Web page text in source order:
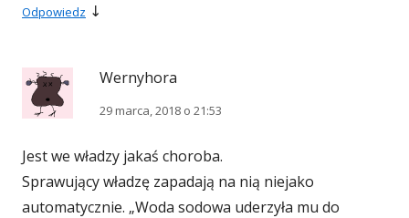
Odpowiedz ↓
Wernyhora
29 marca, 2018 o 21:53
Jest we władzy jakaś choroba.
Sprawujący władzę zapadają na nią niejako
automatycznie. „Woda sodowa uderzyła mu do